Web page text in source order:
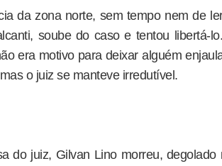
da zona norte, sem tempo nem de
soube do caso e tentou libertá-
era motivo para deixar alguém
o juiz se manteve irredutível.
do juiz, Gilvan Lino morreu, degolado